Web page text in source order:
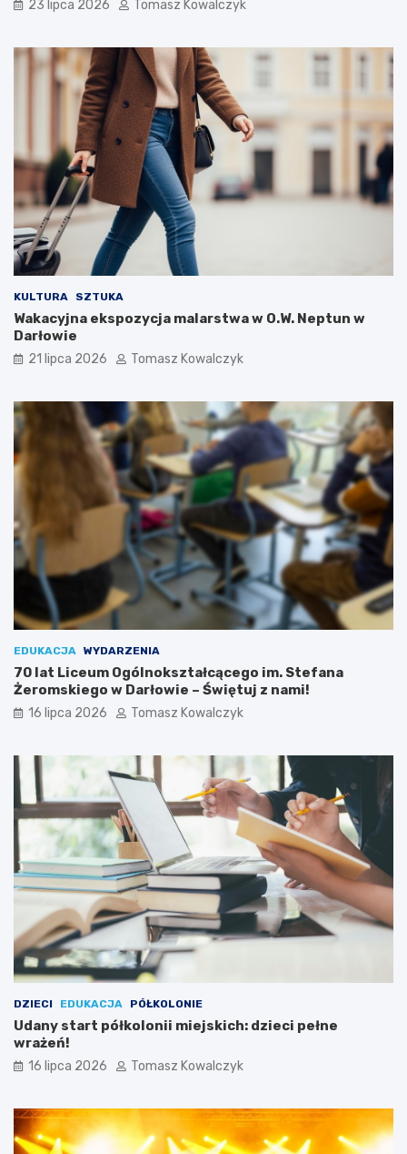
23 lipca 2026 Tomasz Kowalczyk
KULTURA SZTUKA
Wakacyjna ekspozycja malarstwa w O.W. Neptun w
Darłowie
21 lipca 2026 Tomasz Kowalczyk
EDUKACJA WYDARZENIA
70 lat Liceum Ogólnokształcącego im. Stefana
Żeromskiego w Darłowie – Świętuj z nami!
16 lipca 2026 Tomasz Kowalczyk
DZIECI EDUKACJA PÓŁKOLONIE
Udany start półkolonii miejskich: dzieci pełne
wrażeń!
16 lipca 2026 Tomasz Kowalczyk